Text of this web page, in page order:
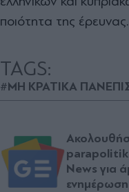
ποιότητα της έρευνας.
TAGS:
#ΜΗ ΚΡΑΤΙΚΑ
News για
ενημέρωση